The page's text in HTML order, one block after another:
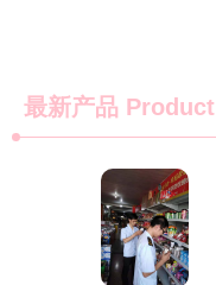
最新产品 Product